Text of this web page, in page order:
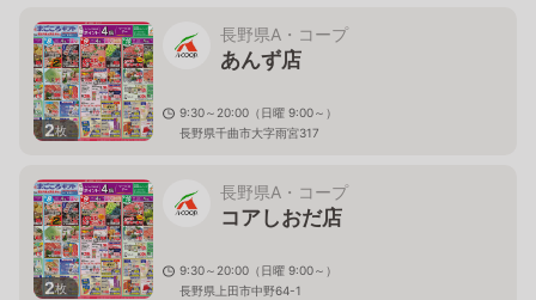
2枚
長野県A・コープ
あんず店
9:30～20:00（日曜 9:00～）
長野県千曲市大字雨宮317
2枚
長野県A・コープ
コアしおだ店
9:30～20:00（日曜 9:00～）
長野県上田市中野64-1